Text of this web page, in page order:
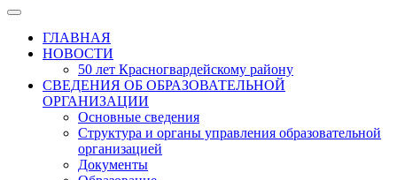
ГЛАВНАЯ
НОВОСТИ
50 лет Красногвардейскому району
СВЕДЕНИЯ ОБ ОБРАЗОВАТЕЛЬНОЙ
ОРГАНИЗАЦИИ
Основные сведения
Структура и органы управления образовательной
организацией
Документы